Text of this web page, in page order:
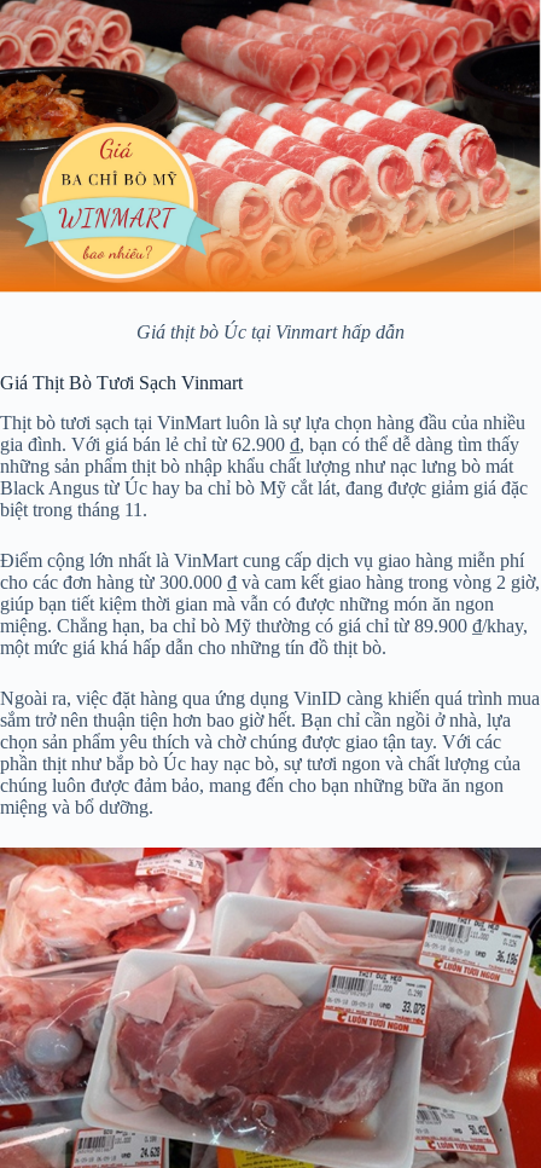
Giá thịt bò Úc tại Vinmart hấp dẫn
Giá Thịt Bò Tươi Sạch Vinmart
Thịt bò tươi sạch tại VinMart luôn là sự lựa chọn hàng đầu của nhiều
gia đình. Với giá bán lẻ chỉ từ 62.900 ₫, bạn có thể dễ dàng tìm thấy
những sản phẩm thịt bò nhập khẩu chất lượng như nạc lưng bò mát
Black Angus từ Úc hay ba chỉ bò Mỹ cắt lát, đang được giảm giá đặc
biệt trong tháng 11.
Điểm cộng lớn nhất là VinMart cung cấp dịch vụ giao hàng miễn phí
cho các đơn hàng từ 300.000 ₫ và cam kết giao hàng trong vòng 2 giờ,
giúp bạn tiết kiệm thời gian mà vẫn có được những món ăn ngon
miệng. Chẳng hạn, ba chỉ bò Mỹ thường có giá chỉ từ 89.900 ₫/khay,
một mức giá khá hấp dẫn cho những tín đồ thịt bò.
Ngoài ra, việc đặt hàng qua ứng dụng VinID càng khiến quá trình mua
sắm trở nên thuận tiện hơn bao giờ hết. Bạn chỉ cần ngồi ở nhà, lựa
chọn sản phẩm yêu thích và chờ chúng được giao tận tay. Với các
phần thịt như bắp bò Úc hay nạc bò, sự tươi ngon và chất lượng của
chúng luôn được đảm bảo, mang đến cho bạn những bữa ăn ngon
miệng và bổ dưỡng.